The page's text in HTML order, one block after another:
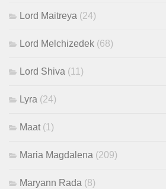
Lord Maitreya (24)
Lord Melchizedek (68)
Lord Shiva (11)
Lyra (24)
Maat (1)
Maria Magdalena (209)
Maryann Rada (8)